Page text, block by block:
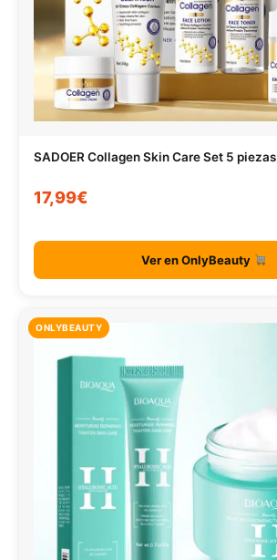
SADOER Collagen Skin Care Set 5 piezas
17,99€
Ver en OnlyBeauty
ONLYBEAUTY